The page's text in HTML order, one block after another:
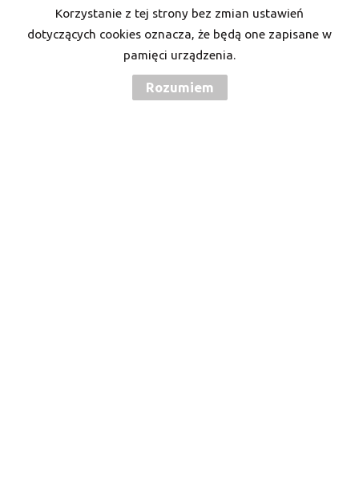
WiadomośćKorzystanie z tej strony bez zmian ustawień
dotyczących cookies oznacza, że będą one zapisane w
pamięci urządzenia.
Rozumiem